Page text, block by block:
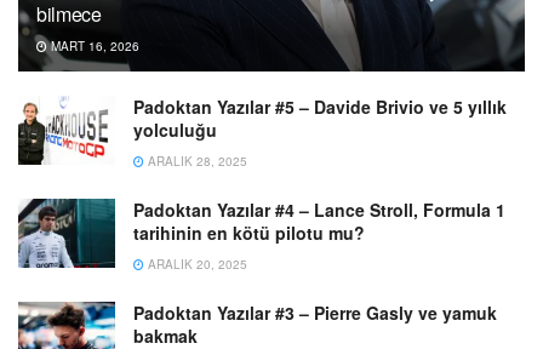
bilmece
MART 16, 2026
Padoktan Yazılar #5 – Davide Brivio ve 5 yıllık
yolculuğu
ARALIK 28, 2025
Padoktan Yazılar #4 – Lance Stroll, Formula 1
tarihinin en kötü pilotu mu?
ARALIK 20, 2025
Padoktan Yazılar #3 – Pierre Gasly ve yamuk
bakmak